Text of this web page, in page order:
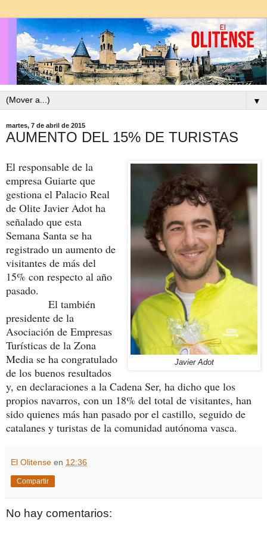
▼
martes, 7 de abril de 2015
AUMENTO DEL 15% DE TURISTAS
Javier Adot
El responsable de la
empresa Guiarte que
gestiona el Palacio Real
de Olite Javier Adot ha
señalado que esta
Semana Santa se ha
registrado un aumento de
visitantes de más del
15% con respecto al año
pasado.
El también
presidente de la
Asociación de Empresas
Turísticas de la Zona
Media se ha congratulado
de los buenos resultados
y, en declaraciones a la Cadena Ser, ha dicho que los
propios navarros, con un 18% del total de visitantes, han
sido quienes más han pasado por el castillo, seguido de
catalanes y turistas de la comunidad autónoma vasca.
El Olitense en 12:36
Compartir
No hay comentarios: